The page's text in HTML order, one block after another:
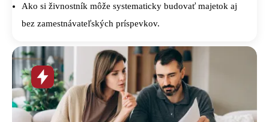
Ako si živnostník môže systematicky budovať majetok aj
bez zamestnávateľských príspevkov.
Horúca
novinka